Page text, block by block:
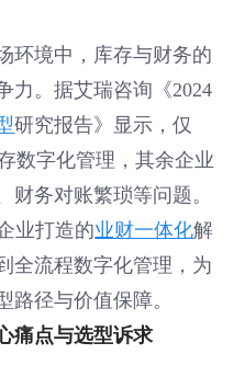
环境中，库存与财务的
力。据艾瑞咨询《2024
研究报告》显示，仅
数字化管理，其余企业
财务对账繁琐等问题。
业打造的业财一体化解
全流程数字化管理，为
路径与价值保障。
痛点与选型诉求